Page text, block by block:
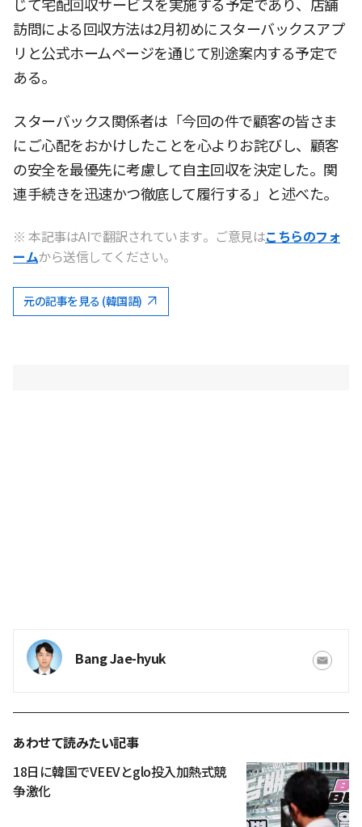
じて宅配回収サービスを実施する予定であり、店舗
訪問による回収方法は2月初めにスターバックスアプ
リと公式ホームページを通じて別途案内する予定で
ある。
スターバックス関係者は「今回の件で顧客の皆さま
にご心配をおかけしたことを心よりお詫びし、顧客
の安全を最優先に考慮して自主回収を決定した。関
連手続きを迅速かつ徹底して履行する」と述べた。
※ 本記事はAIで翻訳されています。ご意見はこちらのフォ
ームから送信してください。
元の記事を見る (韓国語)
Bang Jae-hyuk
あわせて読みたい記事
18日に韓国でVEEVとglo投入加熱式競
争激化